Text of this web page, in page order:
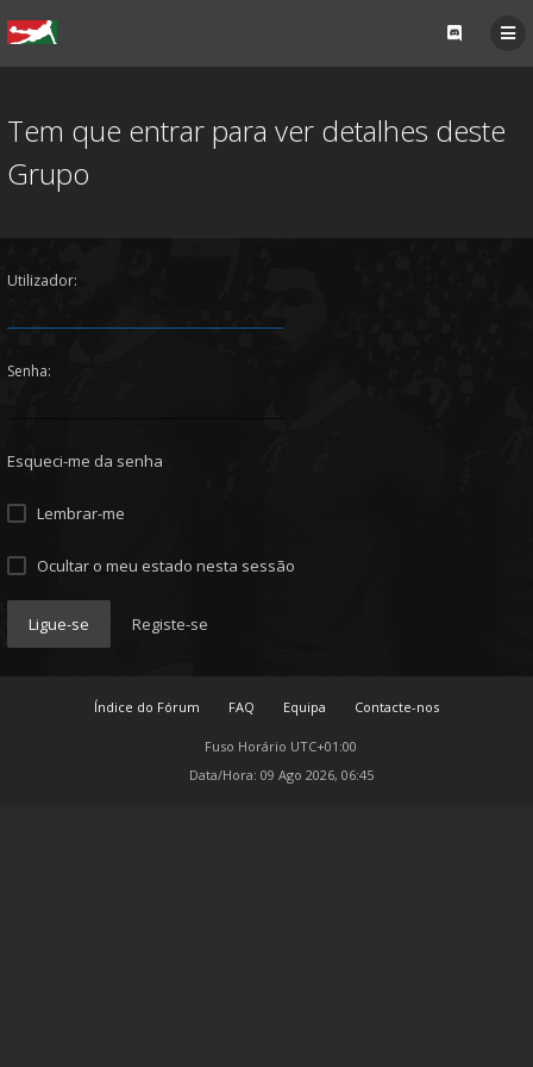
Tem que entrar para ver detalhes deste
Grupo
Utilizador:
Senha:
Esqueci-me da senha
Lembrar-me
Ocultar o meu estado nesta sessão
Ligue-se Registe-se
Índice do Fórum FAQ Equipa Contacte-nos
Fuso Horário UTC+01:00
Data/Hora: 09 Ago 2026, 06:45